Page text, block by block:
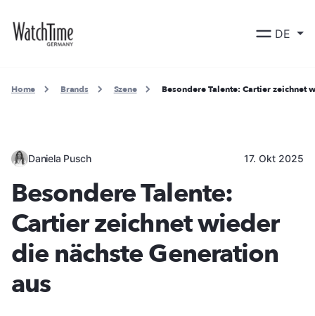
DE
Home Brands Szene Besondere Talente: Cartier zeichnet
Daniela Pusch 17. Okt 2025
Besondere Talente:
Cartier zeichnet wieder
die nächste Generation
aus